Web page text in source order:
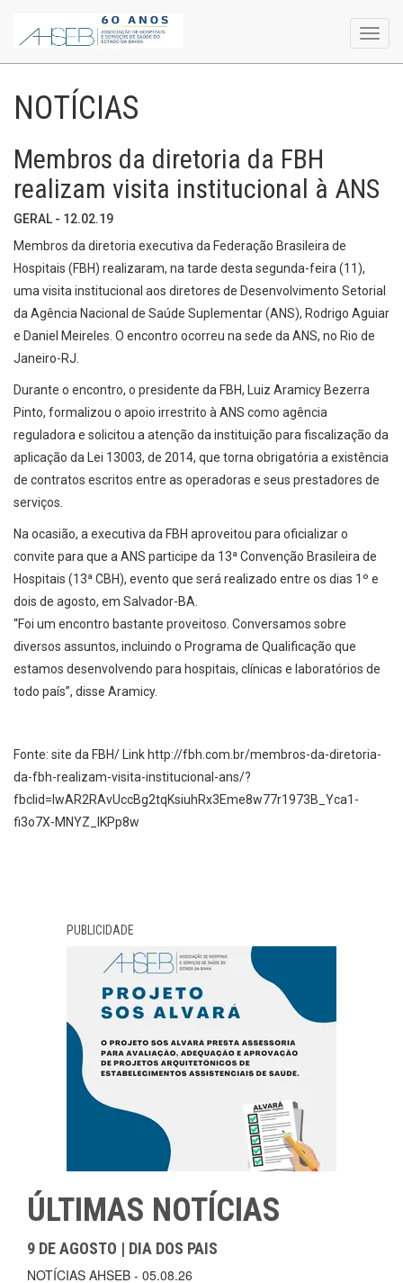
NOTÍCIAS
Membros da diretoria da FBH
realizam visita institucional à ANS
GERAL - 12.02.19
Membros da diretoria executiva da Federação Brasileira de
Hospitais (FBH) realizaram, na tarde desta segunda-feira (11),
uma visita institucional aos diretores de Desenvolvimento Setorial
da Agência Nacional de Saúde Suplementar (ANS), Rodrigo Aguiar
e Daniel Meireles. O encontro ocorreu na sede da ANS, no Rio de
Janeiro-RJ.
Durante o encontro, o presidente da FBH, Luiz Aramicy Bezerra
Pinto, formalizou o apoio irrestrito à ANS como agência
reguladora e solicitou a atenção da instituição para fiscalização da
aplicação da Lei 13003, de 2014, que torna obrigatória a existência
de contratos escritos entre as operadoras e seus prestadores de
serviços.
Na ocasião, a executiva da FBH aproveitou para oficializar o
convite para que a ANS participe da 13ª Convenção Brasileira de
Hospitais (13ª CBH), evento que será realizado entre os dias 1º e
dois de agosto, em Salvador-BA.
“Foi um encontro bastante proveitoso. Conversamos sobre
diversos assuntos, incluindo o Programa de Qualificação que
estamos desenvolvendo para hospitais, clínicas e laboratórios de
todo país”, disse Aramicy.
Fonte: site da FBH/ Link http://fbh.com.br/membros-da-diretoria-
da-fbh-realizam-visita-institucional-ans/?
fbclid=IwAR2RAvUccBg2tqKsiuhRx3Eme8w77r1973B_Yca1-
fi3o7X-MNYZ_IKPp8w
PUBLICIDADE
ÚLTIMAS NOTÍCIAS
9 DE AGOSTO | DIA DOS PAIS
NOTÍCIAS AHSEB - 05.08.26